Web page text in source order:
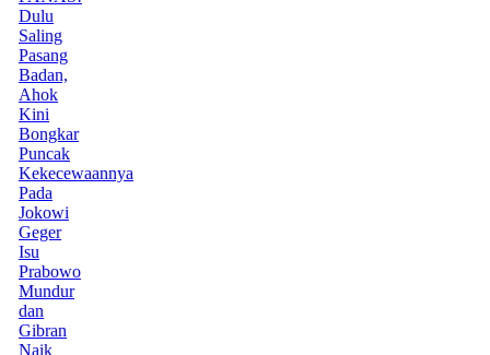
Dulu
Saling
Pasang
Badan,
Ahok
Kini
Bongkar
Puncak
Kekecewaannya
Pada
Jokowi
Geger
Isu
Prabowo
Mundur
dan
Gibran
Naik